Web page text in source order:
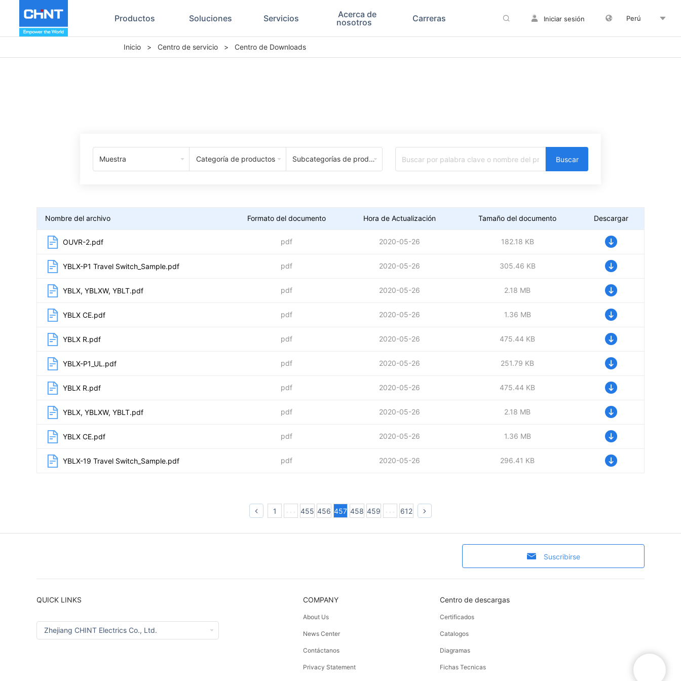
Iniciar sesión Perú
Productos Soluciones Servicios
Acerca de
nosotros
Carreras
Inicio > Centro de servicio > Centro de Downloads
Muestra Categoría de productos Subcategorías de productos Buscar
Nombre del archivo Formato del documento Hora de Actualización Tamaño del documento Descargar
OUVR-2.pdf pdf 2020-05-26 182.18 KB
YBLX-P1 Travel Switch_Sample.pdf pdf 2020-05-26 305.46 KB
YBLX, YBLXW, YBLT.pdf pdf 2020-05-26 2.18 MB
YBLX CE.pdf pdf 2020-05-26 1.36 MB
YBLX R.pdf pdf 2020-05-26 475.44 KB
YBLX-P1_UL.pdf pdf 2020-05-26 251.79 KB
YBLX R.pdf pdf 2020-05-26 475.44 KB
YBLX, YBLXW, YBLT.pdf pdf 2020-05-26 2.18 MB
YBLX CE.pdf pdf 2020-05-26 1.36 MB
YBLX-19 Travel Switch_Sample.pdf pdf 2020-05-26 296.41 KB
1 455 456 457 458 459 612
Suscribirse
QUICK LINKS
Zhejiang CHINT Electrics Co., Ltd.
COMPANY
About Us
News Center
Contáctanos
Privacy Statement
Centro de descargas
Certificados
Catalogos
Diagramas
Fichas Tecnicas